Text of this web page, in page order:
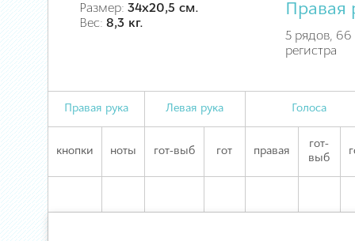
Размер: 34х20,5 см.
Вес: 8,3 кг.
Правая
5 рядов, 66
регистра
Правая рука Левая рука Голоса
кнопки ноты гот-выб гот правая
гот-
выб